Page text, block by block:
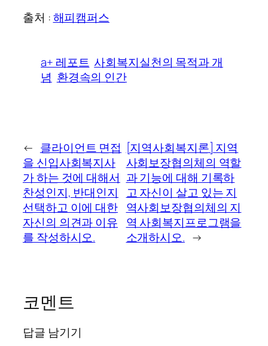
출처 :해피캠퍼스
a+ 레포트 사회복지실천의 목적과 개
념 환경속의 인간
← 클라이언트 면접
을 신입사회복지사
가 하는 것에 대해서
찬성인지, 반대인지
선택하고 이에 대한
자신의 의견과 이유
를 작성하시오.
[지역사회복지론] 지역
사회보장협의체의 역할
과 기능에 대해 기록하
고 자신이 살고 있는 지
역사회보장협의체의 지
역 사회복지프로그램을
소개하시오. →
코멘트
답글 남기기